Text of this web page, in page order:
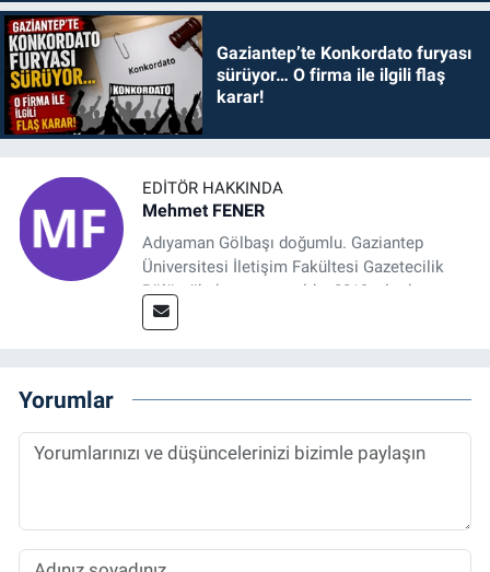
Gaziantep’te Konkordato furyası
sürüyor… O firma ile ilgili flaş
karar!
EDITÖR HAKKINDA
Mehmet FENER
Adıyaman Gölbaşı doğumlu. Gaziantep
Üniversitesi İletişim Fakültesi Gazetecilik
Bölümü’nden mezun oldu. 2019 yılında
başladığı gazetecilik mesleğinde, muhabir,
Sorumlu Haber Editörü' olarak devam
etmektedir.
Yorumlar